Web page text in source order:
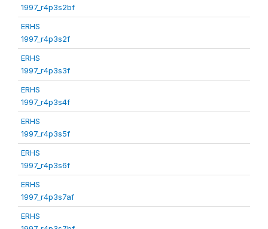
1997_r4p3s2bf
ERHS
1997_r4p3s2f
ERHS
1997_r4p3s3f
ERHS
1997_r4p3s4f
ERHS
1997_r4p3s5f
ERHS
1997_r4p3s6f
ERHS
1997_r4p3s7af
ERHS